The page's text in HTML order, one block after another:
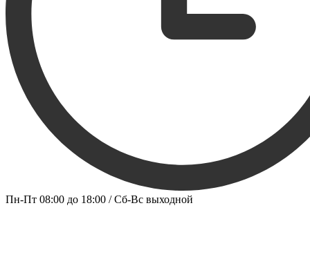
Пн-Пт 08:00 до 18:00 / Сб-Вс выходной